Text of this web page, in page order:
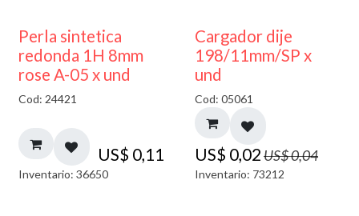
Perla sintetica
redonda 1H 8mm
rose A-05 x und
Cod: 24421
US$ 0,11
Inventario: 36650
50% DESCUENTO
Cargador dije
198/11mm/SP x
und
Cod: 05061
US$ 0,02US$0,04
Inventario: 73212